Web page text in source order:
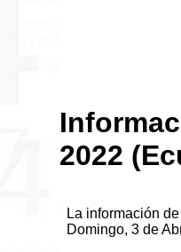
2022
La información
Domingo, 3 de